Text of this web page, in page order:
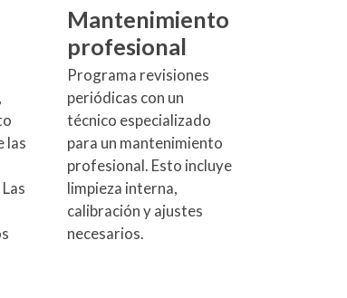
las
Mantenimiento
profesional
Programa revisiones
periódicas con un
técnico especializado
para un mantenimiento
profesional. Esto incluye
limpieza interna,
calibración y ajustes
necesarios.